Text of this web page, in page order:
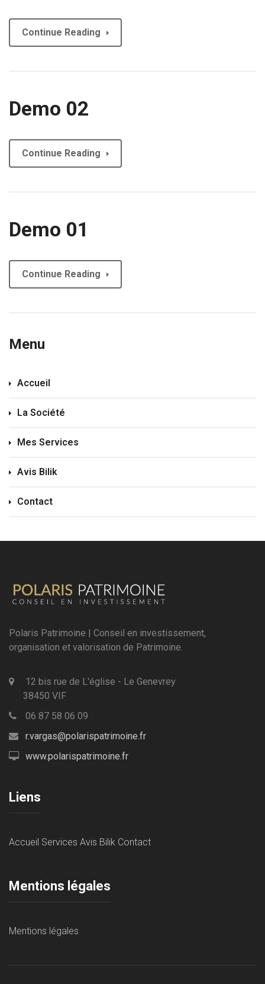
Continue Reading
Demo 02
Continue Reading
Demo 01
Continue Reading
Menu
Accueil
La Société
Mes Services
Avis Bilik
Contact
Polaris Patrimoine | Conseil en investissement,
organisation et valorisation de Patrimoine.
12 bis rue de L'église - Le Genevrey
38450 VIF
06 87 58 06 09
r.vargas@polarispatrimoine.fr
www.polarispatrimoine.fr
Liens
Accueil Services Avis Bilik Contact
Mentions légales
Mentions légales